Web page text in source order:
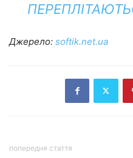
Джерело: softik.net.ua
попередня стаття